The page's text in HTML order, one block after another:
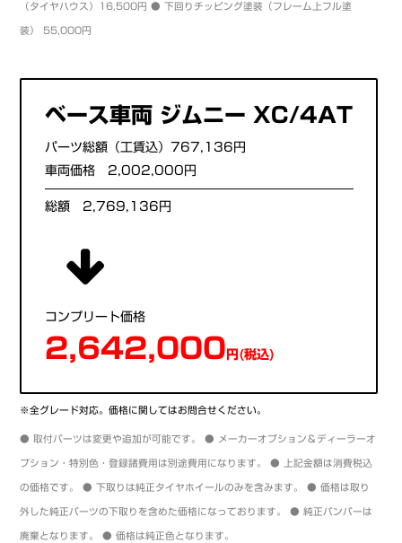
（タイヤハウス）16,500円 ● 下回りチッピング塗装（フレーム上フル塗
装） 55,000円
ベース車両 ジムニー XC/4AT
パーツ総額（工賃込）767,136円
車両価格 2,002,000円
総額 2,769,136円
コンプリート価格
2,642,000 円(税込)
※全グレード対応。価格に関してはお問合せください。
● 取付パーツは変更や追加が可能です。 ● メーカーオプション＆ディーラーオ
プション・特別色・登録諸費用は別途費用になります。 ● 上記金額は消費税込
の価格です。 ● 下取りは純正タイヤホイールのみを含みます。 ● 価格は取り
外した純正パーツの下取りを含めた価格になっております。 ● 純正バンパーは
廃棄となります。 ● 価格は純正色となります。